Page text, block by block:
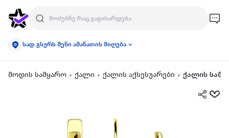
სად გსურს შენი ამანათის მიღება
მოდის სამყარო ქალი ქალის აქსესუარები ქალის